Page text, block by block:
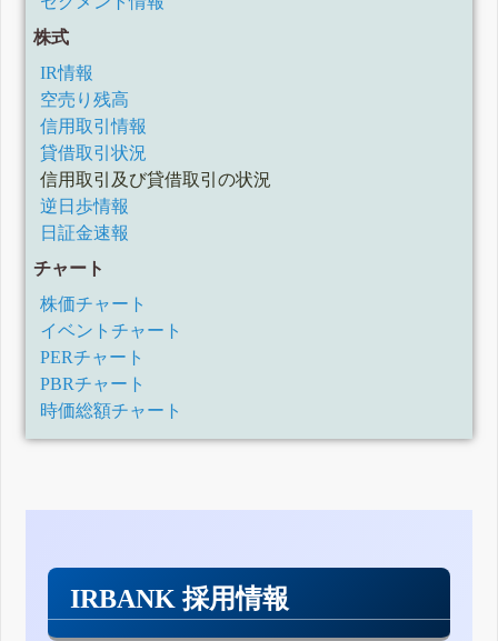
株式
IR情報
空売り残高
信用取引情報
貸借取引状況
信用取引及び貸借取引の状況
逆日歩情報
日証金速報
チャート
株価チャート
イベントチャート
PERチャート
PBRチャート
時価総額チャート
IRBANK 採用情報